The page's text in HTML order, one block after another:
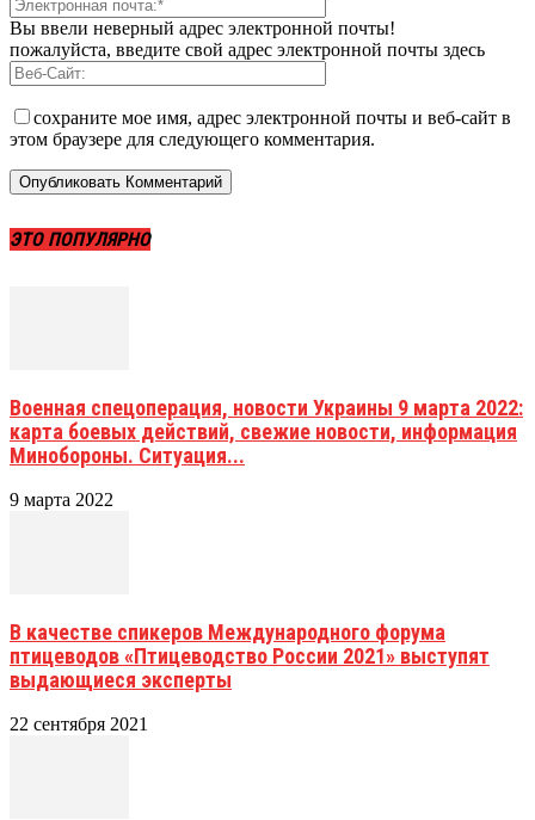
Вы ввели неверный адрес электронной почты!
пожалуйста, введите свой адрес электронной почты здесь
сохраните мое имя, адрес электронной почты и веб-сайт в
этом браузере для следующего комментария.
ЭТО ПОПУЛЯРНО
Военная спецоперация, новости Украины 9 марта 2022:
карта боевых действий, свежие новости, информация
Минобороны. Ситуация...
9 марта 2022
В качестве спикеров Международного форума
птицеводов «Птицеводство России 2021» выступят
выдающиеся эксперты
22 сентября 2021